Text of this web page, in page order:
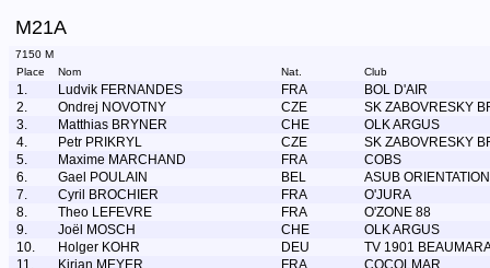
M21A
7150 M
Place
Nom Nat. Club
1. Ludvik FERNANDES FRA
BOL D'AIR
2.
Ondrej NOVOTNY CZE
SK ZABOVRESKY
3.
Matthias BRYNER CHE
OLK ARGUS
4.
Petr PRIKRYL CZE
SK ZABOVRESKY
5.
Maxime MARCHAND FRA
COBS
6.
Gael POULAIN BEL
ASUB
7.
Cyril BROCHIER FRA
O'JURA
8.
Theo LEFEVRE FRA
O'ZONE 88
9.
Joël MOSCH CHE
OLK ARGUS
10.
Holger KOHR DEU
TV 1901
11.
Kirian MEYER FRA
COCOLMAR